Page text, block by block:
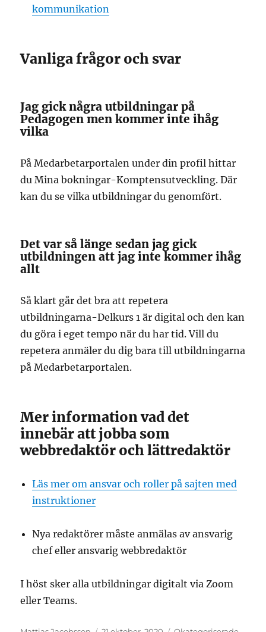
kommunikation
Vanliga frågor och svar
Jag gick några utbildningar på
Pedagogen men kommer inte ihåg
vilka
På Medarbetarportalen under din profil hittar
du Mina bokningar-Komptensutveckling. Där
kan du se vilka utbildningar du genomfört.
Det var så länge sedan jag gick
utbildningen att jag inte kommer ihåg
allt
Så klart går det bra att repetera
utbildningarna-Delkurs 1 är digital och den kan
du göra i eget tempo när du har tid. Vill du
repetera anmäler du dig bara till utbildningarna
på Medarbetarportalen.
Mer information vad det
innebär att jobba som
webbredaktör och lättredaktör
Läs mer om ansvar och roller på sajten med
instruktioner
Nya redaktörer måste anmälas av ansvarig
chef eller ansvarig webbredaktör
I höst sker alla utbildningar digitalt via Zoom
eller Teams.